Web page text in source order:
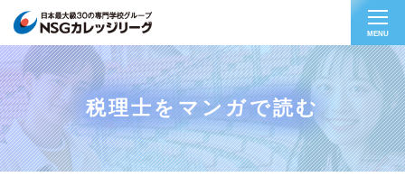
MENU
税理士をマンガで読む